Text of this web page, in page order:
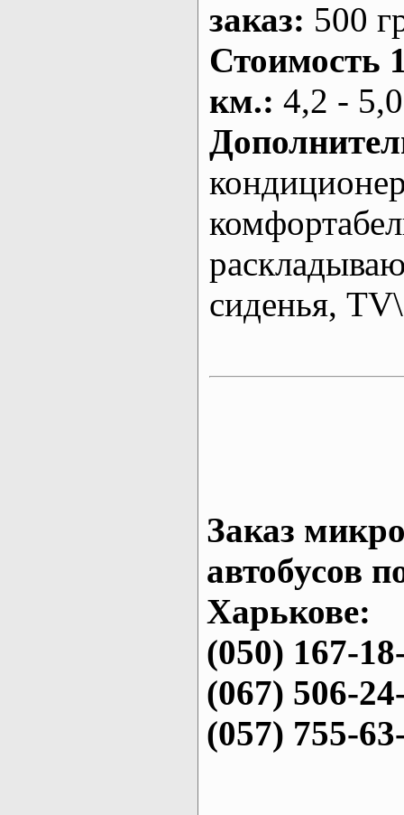
заказ: 500
Стоимость
км.: 4,2 -
сиденья,
Заказ
автобусов
Харькове:
(050) 167-
(067) 506-
(057) 755-